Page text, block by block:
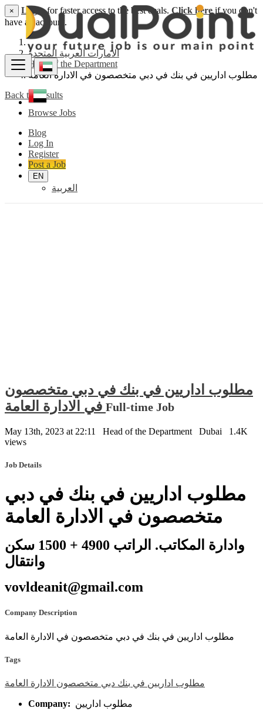
Browse Jobs
Blog
Log In
Register
Post a Job
EN
العربية
× Loginfor faster access to the best deals. Click hereif you don't
have an account.
الامارات العربية المتحدة
Head of the Department
مطلوب اداريين في بنك في دبي متخصصون في الادارة العامة
Back to Results
مطلوب اداريين في بنك في دبي متخصصون
Full-time Job
May 13th, 2023 at 22:11 Head of the Department Dubai
1.4K
views
Job Details
مطلوب اداريين في بنك في دبي
متخصصون في الادارة العامة
وادارة المكاتب. الراتب 4900 + 1500 سكن
وانتقال
vovldeanit@gmail.com
Company Description
مطلوب اداريين في بنك في دبي متخصصون في الادارة العامة
Tags
مطلوب اداريين في بنك دبي متخصصون الادارة العامة
Company: مطلوب اداريين